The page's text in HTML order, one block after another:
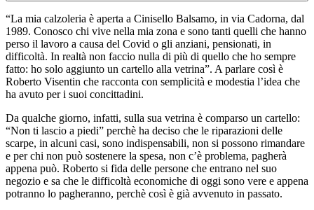
“La mia calzoleria è aperta a Cinisello Balsamo, in via Cadorna, dal
1989. Conosco chi vive nella mia zona e sono tanti quelli che hanno
perso il lavoro a causa del Covid o gli anziani, pensionati, in
difficoltà. In realtà non faccio nulla di più di quello che ho sempre
fatto: ho solo aggiunto un cartello alla vetrina”. A parlare così è
Roberto Visentin che racconta con semplicità e modestia l’idea che
ha avuto per i suoi concittadini.
Da qualche giorno, infatti, sulla sua vetrina è comparso un cartello:
“Non ti lascio a piedi” perchè ha deciso che le riparazioni delle
scarpe, in alcuni casi, sono indispensabili, non si possono rimandare
e per chi non può sostenere la spesa, non c’è problema, pagherà
appena può. Roberto si fida delle persone che entrano nel suo
negozio e sa che le difficoltà economiche di oggi sono vere e appena
potranno lo pagheranno, perchè così è già avvenuto in passato.